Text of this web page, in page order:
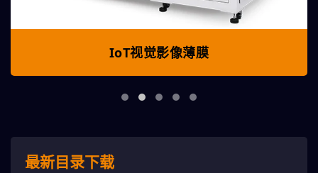
IoT视觉影像薄膜
最新目录下载